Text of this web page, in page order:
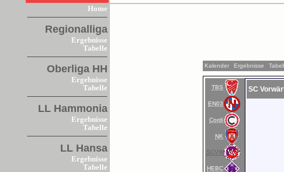
Home
Regionalliga
Ergebnisse
Tabelle
Oberliga HH
Ergebnisse
Tabelle
LL Hammonia
Ergebnisse
Tabelle
LL Hansa
Ergebnisse
Tabelle
Kalender Ergebnisse
TBS
EN03
Cordi
NK
SCVW
HEBC
SC